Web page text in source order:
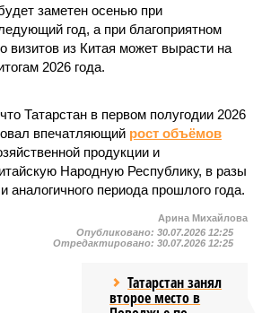
заметен осенью при
год, а при благоприятном
визитов из Китая может вырасти на
2026 года.
Татарстан в первом полугодии 2026
впечатляющий рост объёмов
продукции и
Народную Республику, в разы
аналогичного периода прошлого года.
Арина Михайлова
Опубликовано: 30.07.2026 12:25
Отредактировано: 30.07.2026 12:25
Татарстан занял
второе место в